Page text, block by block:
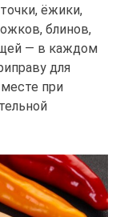
ёжики,
блинов,
— в каждом
для
при